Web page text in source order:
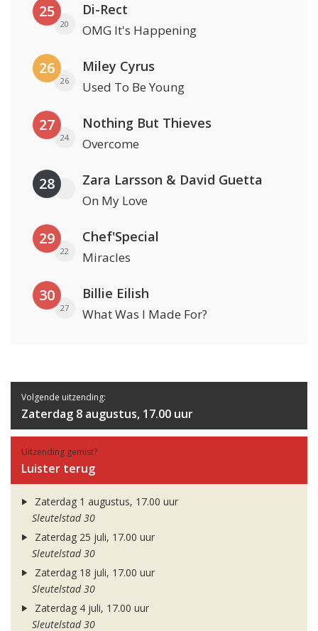
25
20
Di-Rect
OMG It's Happening
26
26
Miley Cyrus
Used To Be Young
27
24
Nothing But Thieves
Overcome
28 Zara Larsson & David Guetta
On My Love
29
22
Chef'Special
Miracles
30
27
Billie Eilish
What Was I Made For?
Volgende uitzending:
Zaterdag 8 augustus, 17.00 uur
Uitzending gemist?
Luister terug
Zaterdag 1 augustus, 17.00 uur
Sleutelstad 30
Zaterdag 25 juli, 17.00 uur
Sleutelstad 30
Zaterdag 18 juli, 17.00 uur
Sleutelstad 30
Zaterdag 4 juli, 17.00 uur
Sleutelstad 30